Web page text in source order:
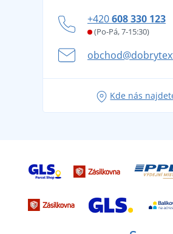
Věrnostní program BONTIS +
Letní dobrodružství začíná balením
se na dovolenou bez starostí
Tipy na svěží outfity pro pohodové
+420608 330 123
(Po-Pá, 7-15:30)
Kde nás